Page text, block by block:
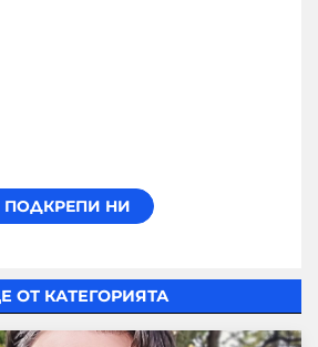
ОТ КАТЕГОРИЯТА